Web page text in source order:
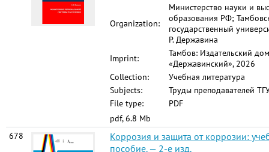
Organization:
Министерство науки и
образования РФ;
государственный
Р. Державина
Imprint:
Тамбов: Издательский дом
«Державинский», 2026
Collection:
Учебная литература
Subjects:
Труды преподавателей
File type:
PDF
pdf, 6.8 Mb
678
Коррозия и защита от коррозии:
пособие. — 2-е изд.